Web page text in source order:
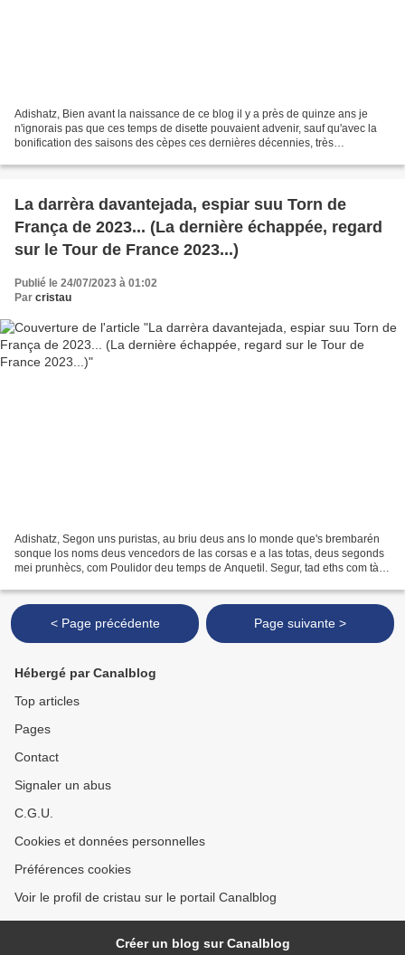
Adishatz, Bien avant la naissance de ce blog il y a près de quinze ans je
n'ignorais pas que ces temps de disette pouvaient advenir, sauf qu'avec la
bonification des saisons des cèpes ces dernières décennies, très
La darrèra davantejada, espiar suu Torn de
França de 2023... (La dernière échappée, regard
sur le Tour de France 2023...)
Publié le 24/07/2023 à 01:02
Par cristau
Adishatz, Segon uns puristas, au briu deus ans lo monde que's brembarén
sonque los noms deus vencedors de las corsas e a las totas, deus segonds
mei prunhècs, com Poulidor deu temps de Anquetil. Segur, tad eths com tà
< Page précédente Page suivante >
Hébergé par Canalblog
Top articles
Pages
Contact
Signaler un abus
C.G.U.
Cookies et données personnelles
Préférences cookies
Voir le profil de cristau sur le portail Canalblog
Créer un blog sur Canalblog